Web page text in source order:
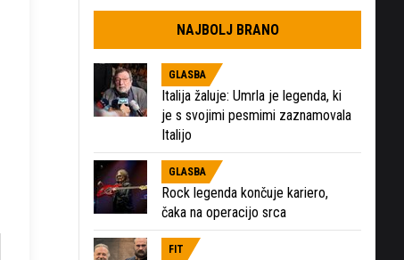
NAJBOLJ BRANO
GLASBA
Italija žaluje: Umrla je legenda, ki
je s svojimi pesmimi zaznamovala
Italijo
GLASBA
Rock legenda končuje kariero,
čaka na operacijo srca
FIT